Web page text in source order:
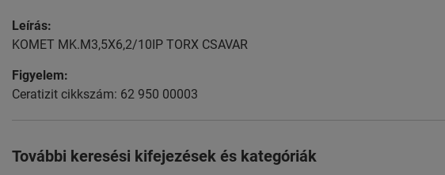
Leírás:
KOMET MK.M3,5X6,2/10IP TORX CSAVAR
Figyelem:
Ceratizit cikkszám: 62 950 00003
További keresési kifejezések és kategóriák